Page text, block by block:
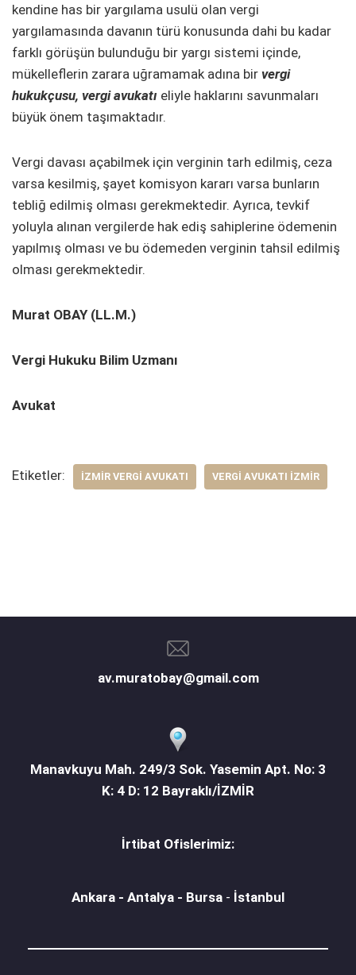
kendine has bir yargılama usulü olan vergi
yargılamasında davanın türü konusunda dahi bu kadar
farklı görüşün bulunduğu bir yargı sistemi içinde,
mükelleflerin zarara uğramamak adına bir vergi
hukukçusu, vergi avukatı eliyle haklarını savunmaları
büyük önem taşımaktadır.
Vergi davası açabilmek için verginin tarh edilmiş, ceza
varsa kesilmiş, şayet komisyon kararı varsa bunların
tebliğ edilmiş olması gerekmektedir. Ayrıca, tevkif
yoluyla alınan vergilerde hak ediş sahiplerine ödemenin
yapılmış olması ve bu ödemeden verginin tahsil edilmiş
olması gerekmektedir.
Murat OBAY (LL.M.)
Vergi Hukuku Bilim Uzmanı
Avukat
Etiketler: İZMIR VERGI AVUKATI VERGI AVUKATI İZMIR
av.muratobay@gmail.com
Manavkuyu Mah. 249/3 Sok. Yasemin Apt. No: 3
K: 4 D: 12 Bayraklı/İZMİR
İrtibat Ofislerimiz:
Ankara - Antalya - Bursa - İstanbul